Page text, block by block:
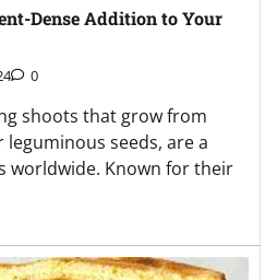
Dense Addition to Your
0
shoots that grow from
seeds, are a
worldwide. Known for their